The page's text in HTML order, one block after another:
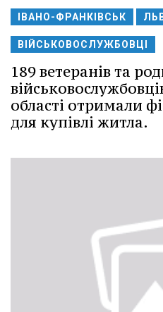
ІВАНО-ФРАНКІВСЬК
ВІЙСЬКОВОСЛУЖБОВЦІ
189 ветеранів та
області отримали
для купівлі житла.